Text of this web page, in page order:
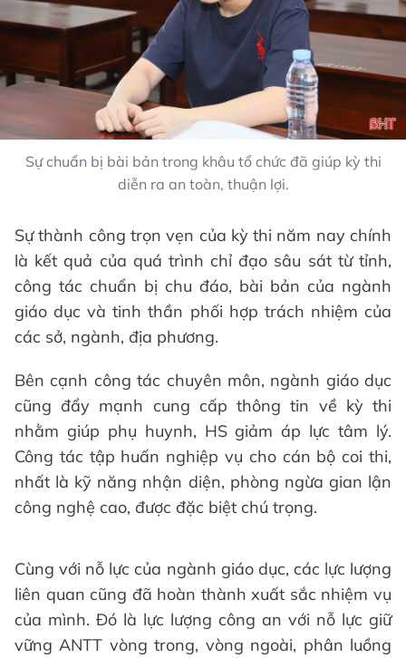
Sự chuẩn bị bài bản trong khâu tổ chức đã giúp kỳ thi
diễn ra an toàn, thuận lợi.
Sự thành công trọn vẹn của kỳ thi năm nay chính
là kết quả của quá trình chỉ đạo sâu sát từ tỉnh,
công tác chuẩn bị chu đáo, bài bản của ngành
giáo dục và tinh thần phối hợp trách nhiệm của
các sở, ngành, địa phương.
Bên cạnh công tác chuyên môn, ngành giáo dục
cũng đẩy mạnh cung cấp thông tin về kỳ thi
nhằm giúp phụ huynh, HS giảm áp lực tâm lý.
Công tác tập huấn nghiệp vụ cho cán bộ coi thi,
nhất là kỹ năng nhận diện, phòng ngừa gian lận
công nghệ cao, được đặc biệt chú trọng.
Cùng với nỗ lực của ngành giáo dục, các lực lượng
liên quan cũng đã hoàn thành xuất sắc nhiệm vụ
của mình. Đó là lực lượng công an với nỗ lực giữ
vững ANTT vòng trong, vòng ngoài, phân luồng